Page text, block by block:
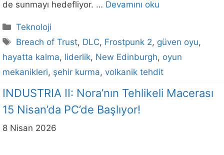
de sunmayı hedefliyor. … Devamını oku
Kategoriler
Teknoloji
Etiketler
Breach of Trust, DLC, Frostpunk 2, güven oyu,
hayatta kalma, liderlik, New Edinburgh, oyun
mekanikleri, şehir kurma, volkanik tehdit
INDUSTRIA II: Nora’nın Tehlikeli Macerası
15 Nisan’da PC’de Başlıyor!
8 Nisan 2026